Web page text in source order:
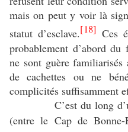
mais on peut y voir là
statut d’esclave.[18] Ces
probablement d’abord
ne sont guère familiarisés
de cachettes ou ne
complicités suffisamment
C’est du long
(entre le Cap de Bonne-